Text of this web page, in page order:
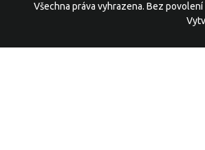
Všechna práva vyhrazena. Bez